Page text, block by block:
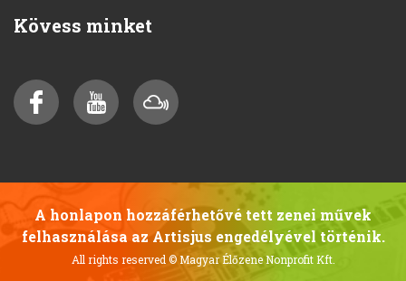
Kövess minket
A honlapon hozzáférhetővé tett zenei művek
felhasználása az Artisjus engedélyével történik.
All rights reserved © Magyar Élőzene Nonprofit Kft.